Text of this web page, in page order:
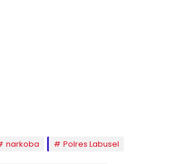
narkoba Polres Labusel